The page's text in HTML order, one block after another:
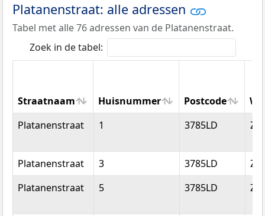
Platanenstraat: alle adressen
Tabel met alle 76 adressen van de Platanenstraat.
Zoek in de tabel:
Straatnaam Huisnummer Postcode
Straatnaam
Huisnummer Postcode
Platanenstraat 1 3785LD
Platanenstraat 3 3785LD
Platanenstraat
5 3785LD